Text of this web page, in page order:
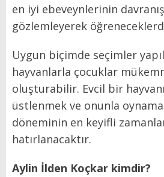
en iyi ebeveynlerinin
gözlemleyerek
Uygun biçimde seçimler
hayvanlarla çocuklar
oluşturabilir. Evcil bir
üstlenmek ve onunla
döneminin en keyifli
hatırlanacaktır.
Aylin İlden Koçkar kimdir?